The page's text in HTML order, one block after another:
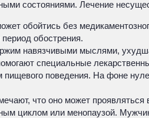
состояниями. Лечение
обойтись без
обострения.
навязчивыми мыслями,
специальные
поведения. На фоне
что оно может
циклом или менопаузой.